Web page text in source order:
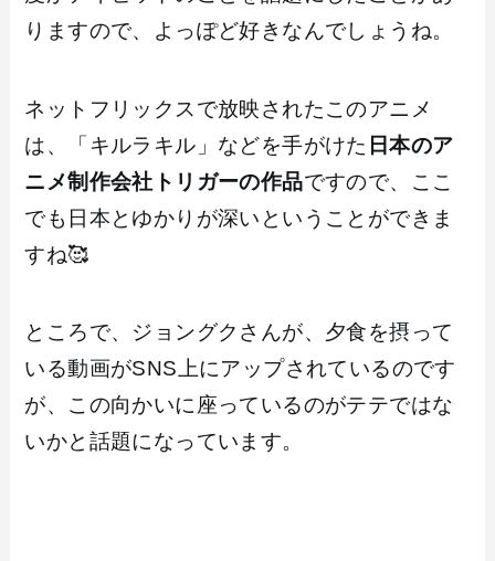
りますので、よっぽど好きなんでしょうね。
ネットフリックスで放映されたこのアニメ
は、「キルラキル」などを手がけた 日本のア
ニメ制作会社トリガーの作品ですので、ここ
でも日本とゆかりが深いということができま
すね🥰
ところで、ジョングクさんが、夕食を摂って
いる動画がSNS上にアップされているのです
が、この向かいに座っているのがテテではな
いかと話題になっています。